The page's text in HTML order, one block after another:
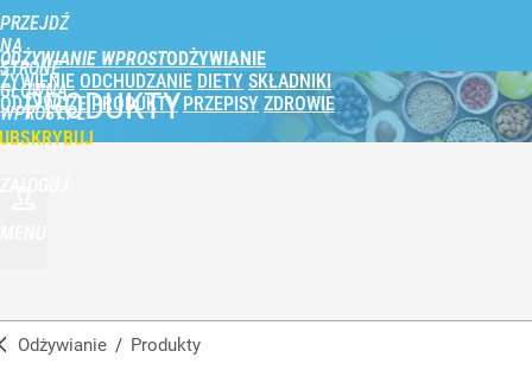
PRZEJDŹ
NA
STRONĘ
GŁÓWNĄ
WPROST.PL
ODŻYWIANIE WPROST
ŻYWIENIE ODCHUDZANIE DIETY SKŁADNIKI
ODŻYWCZE PRODUKTY PRZEPISY ZDROWIE
PRODUKTY
Odżywianie / Produkty